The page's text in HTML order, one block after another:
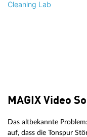
MAGIX Video
Das altbekannte
auf, dass die Tonspur